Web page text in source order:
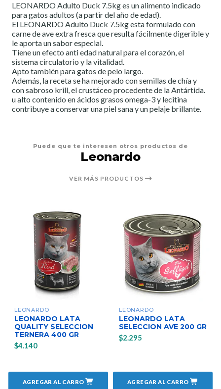
LEONARDO Adulto Duck 7.5kg es un alimento indicado
para gatos adultos (a partir del año de edad).
El LEONARDO Adulto Duck 7.5kg esta formulado con
carne de ave extra fresca que resulta fácilmente digerible y
le aporta un sabor especial.
Tiene un efecto anti edad natural para el corazón, el
sistema circulatorio y la vitalidad.
Apto también para gatos de pelo largo.
Además, la receta se ha mejorado con semillas de chía y
con sabroso krill, el crustáceo procedente de la Antártida.
u alto contenido en ácidos grasos omega-3 y lecitina
contribuye a conservar una piel sana y un pelaje brillante.
Puede que te interesen otros productos de
Leonardo
VER MÁS PRODUCTOS
LEONARDO
LEONARDO LATA
QUALITY SELECCION
TERNERA 400 GR
$4.140
AGREGAR AL CARRO
LEONARDO
LEONARDO LATA
SELECCION AVE 200 GR
$2.295
AGREGAR AL CARRO